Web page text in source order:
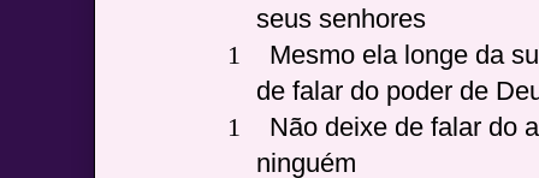
seus senhores
1
Mesmo ela longe da
de falar do poder de
1
Não deixe de falar do
ninguém